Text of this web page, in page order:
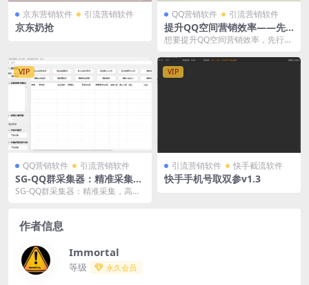
京东营销软件 引流营销软件
京东奶抢
QQ营销软件 引流营销软件
提升QQ空间营销效率——先
行者QQ空间营销工具
想要提升QQ空间营销效率，先行者
立即下载使用，体...
VIP
QQ营销软件 引流营销软件
SG-QQ群采集器：精准采集，
高效管理
SG-QQ群采集器：精准采集，高效
VIP
引流营销软件 快手截流软件
快手手机号取双参v1.3
作者信息
Immortal
等级 永久会员